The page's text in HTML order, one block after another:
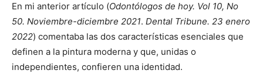
En mi anterior artículo (Odontólogos de hoy. Vol 10, No
50. Noviembre-diciembre 2021. Dental Tribune. 23 enero
2022) comentaba las dos características esenciales que
definen a la pintura moderna y que, unidas o
independientes, confieren una identidad.